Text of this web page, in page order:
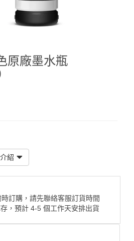
原廠墨水瓶
紹
訂購，請先聯絡客服訂貨時間
，預計 4-5 個工作天安排出貨